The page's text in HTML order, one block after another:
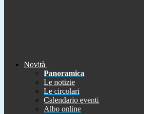
Novità
Panoramica
Le notizie
Le circolari
Calendario eventi
Albo online